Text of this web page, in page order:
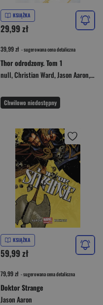
KSIĄŻKA
29,99 zł
39,99 zł - sugerowana cena detaliczna
Thor odrodzony. Tom 1
null,Christian Ward,Jason Aaron,
Chwilowo niedostępny
KSIĄŻKA
59,99 zł
79,99 zł - sugerowana cena detaliczna
Doktor Strange
Jason Aaron